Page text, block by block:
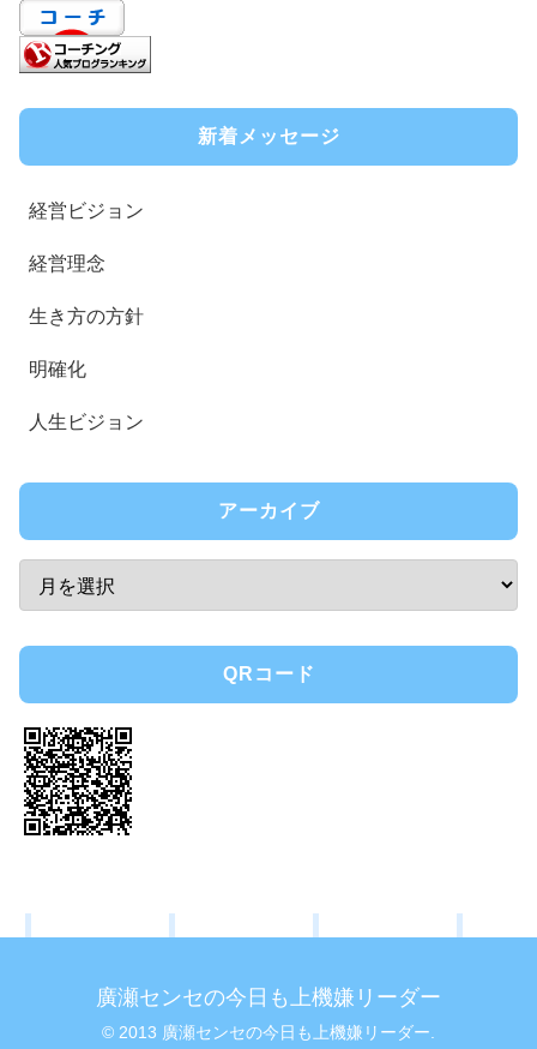
新着メッセージ
経営ビジョン
経営理念
生き方の方針
明確化
人生ビジョン
アーカイブ
QRコード
廣瀬センセの今日も上機嫌リーダー
© 2013 廣瀬センセの今日も上機嫌リーダー.